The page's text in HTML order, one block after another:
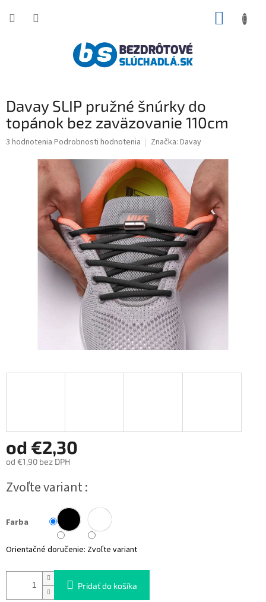
Davay SLIP pružné šnúrky do
topánok bez zaväzovanie 110cm
Priemerné
hviezdičiek.
3 hodnotenia Podrobnosti hodnotenia Značka: Davay
od €2,30
od €1,90 bez DPH
cena:
Zvoľte variant
Farba
Orientačné doručenie: Zvoľte variant
Pridať do košíka